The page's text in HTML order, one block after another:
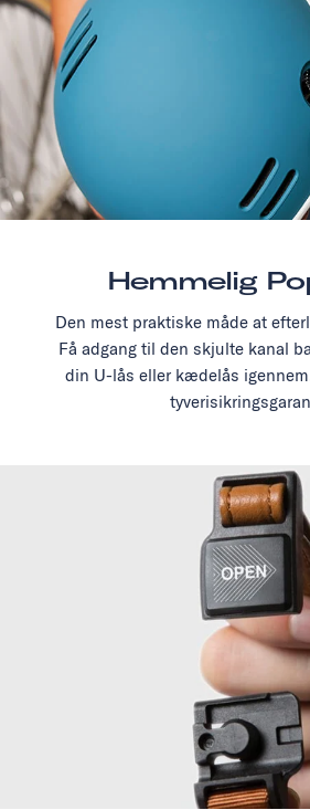
Hemmelig
Den mest praktiske måde at
Få adgang til den skjulte kanal
din U-lås eller kædelås